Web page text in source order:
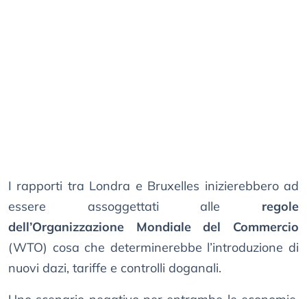
I rapporti tra Londra e Bruxelles inizierebbero ad
essere assoggettati alle regole
dell’Organizzazione Mondiale del Commercio
(WTO) cosa che determinerebbe l’introduzione di
nuovi dazi, tariffe e controlli doganali.